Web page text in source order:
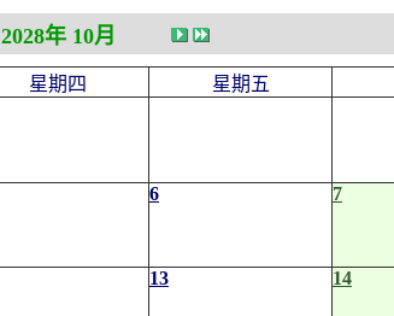
2028年 10月
星期四 星期五
6 7
13 14